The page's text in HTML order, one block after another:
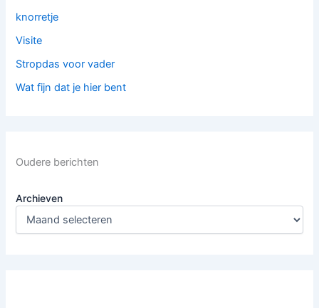
knorretje
Visite
Stropdas voor vader
Wat fijn dat je hier bent
Oudere berichten
Archieven